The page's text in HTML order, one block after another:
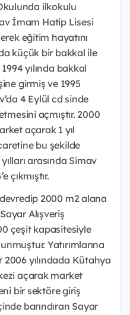
ilkokulu
İmam Hatip Lisesi
eğitim hayatını
küçük bir bakkal ile
yılında bakkal
girmiş ve 1995
4 Eylül cd sinde
açmıştır. 2000
açarak 1 yıl
bu şekilde
arasında Simav
çıkmıştır.
2000 m2 alana
Alışveriş
çeşit kapasitesiyle
Yatırımlarına
2006 yılındada Kütahya
açarak market
bir sektöre giriş
barındıran Sayar